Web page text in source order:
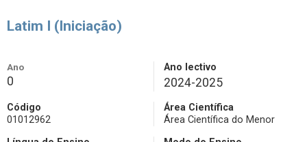
Latim I (Iniciação)
Ano
0
Ano lectivo
2024-2025
Código
01012962
Área Científica
Área Científica do Menor